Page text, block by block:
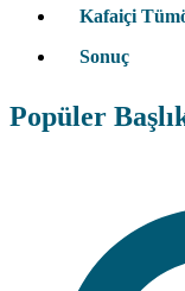
Kafaiçi
Sonuç
Popüler